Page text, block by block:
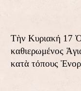
Τὴν Κυριακή 17
καθιερωμένος
κατὰ τόπους